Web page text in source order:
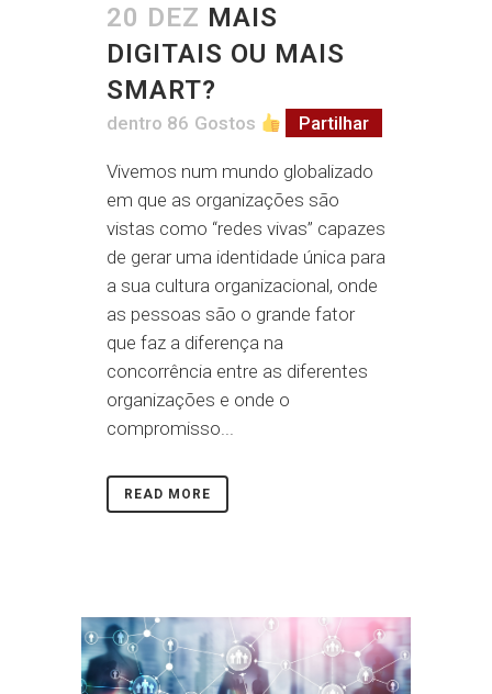
20 DEZ MAIS
DIGITAIS OU MAIS
SMART?
dentro 86 Gostos Partilhar
Vivemos num mundo globalizado
em que as organizações são
vistas como “redes vivas” capazes
de gerar uma identidade única para
a sua cultura organizacional, onde
as pessoas são o grande fator
que faz a diferença na
concorrência entre as diferentes
organizações e onde o
compromisso...
READ MORE